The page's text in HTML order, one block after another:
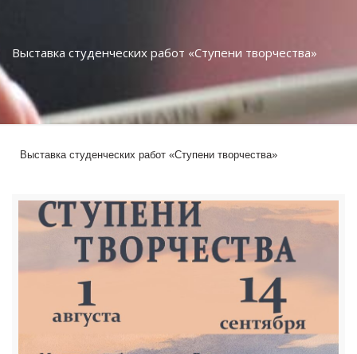
Выставка студенческих работ «Ступени творчества»
Выставка студенческих работ «Ступени творчества»